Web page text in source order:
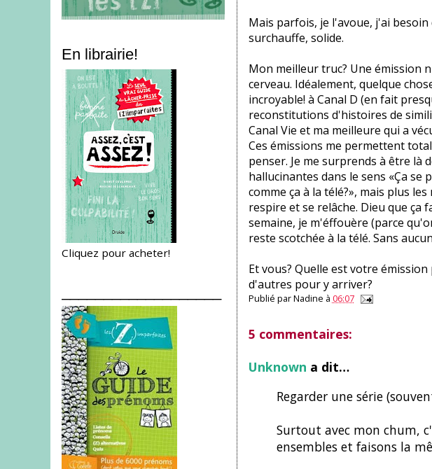
En librairie!
Cliquez pour acheter!
Mais parfois, je l'avoue, j'ai
surchauffe, solide.
Mon meilleur truc? Une émission
cerveau. Idéalement, quelque
incroyable! à Canal D (en fait
reconstitutions d'histoires de
Canal Vie et ma meilleure qui a
Ces émissions me permettent
penser. Je me surprends à être là
hallucinantes dans le sens «Ça
comme ça à la télé?», mais plus
respire et se relâche. Dieu que ça
semaine, je m'éffouère (parce
reste scotchée à la télé. Sans
Et vous? Quelle est votre
d'autres pour y arriver?
Publié parNadine à 06:07
5 commentaires:
Unknown a dit…
Regarder une série
Surtout avec mon chum,
ensembles et faisons la